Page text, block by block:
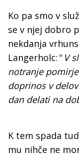
Ko pa smo v
se v njej dobro
nekdanja
Langerholc:" V
notranje
doprinos v
dan delati na
K tem spada
mu nihče ne